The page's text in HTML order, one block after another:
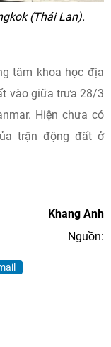
(Thái Lan).
tâm khoa học địa
vào giữa trưa 28/3
Hiện chưa có
trận động đất ở
Khang Anh
Nguồn: